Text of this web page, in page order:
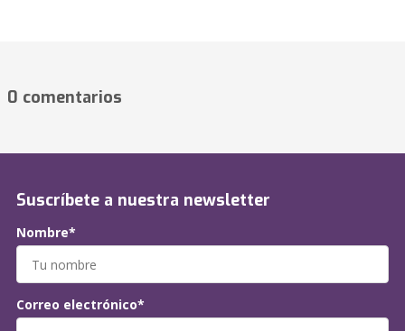
0 comentarios
Suscríbete a nuestra newsletter
Nombre*
Correo electrónico*